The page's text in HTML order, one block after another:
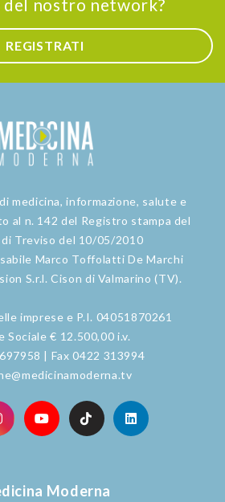
del nostro network?
REGISTRATI
medicina, informazione, salute e
al n. 142 del Registro stampa del
Treviso del 10/05/2010
Marco Toffolatti De Marchi
S.r.l. Cison di Valmarino (TV).
imprese e P.I. 04051870261
Sociale € 12.500,00 i.v.
| Fax 0422 313994
Moderna